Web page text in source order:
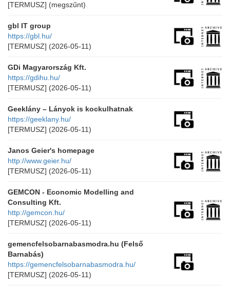
[TERMUSZ] (megszűnt)
gbl IT group
https://gbl.hu/
[TERMUSZ] (2026-05-11)
GDi Magyarország Kft.
https://gdihu.hu/
[TERMUSZ] (2026-05-11)
Geeklány – Lányok is kockulhatnak
https://geeklany.hu/
[TERMUSZ] (2026-05-11)
Janos Geier's homepage
http://www.geier.hu/
[TERMUSZ] (2026-05-11)
GEMCON - Economic Modelling and
Consulting Kft.
http://gemcon.hu/
[TERMUSZ] (2026-05-11)
gemencfelsobarnabasmodra.hu (Felső
Barnabás)
https://gemencfelsobarnabasmodra.hu/
[TERMUSZ] (2026-05-11)